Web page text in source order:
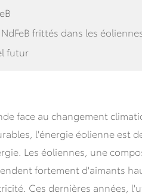
frittés dans les
futur
face au changement
l'énergie éolienne est
Les éoliennes, une
fortement d'aimants
Ces dernières années,